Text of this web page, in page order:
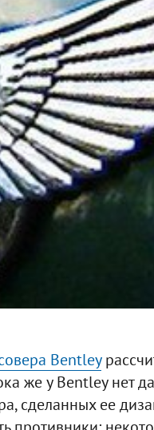
Bentley
же у Bentley нет
сделанных ее